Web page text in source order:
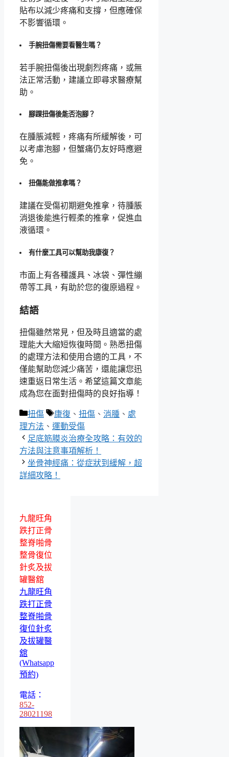
貼布以減少疼痛和支撐，但應確保
不影響循環。
手腕扭傷需要看醫生嗎？
若手腕扭傷後出現劇烈疼痛，或無
法正常活動，建議立即尋求醫療幫
助。
腳踝扭傷後能否泡腳？
在腫脹減輕，疼痛有所緩解後，可
以考慮泡腳，但蟹痛仍友好時應避
免。
扭傷能做推拿嗎？
建議在受傷初期避免推拿，待腫脹
消退後能進行輕柔的推拿，促進血
液循環。
有什麼工具可以幫助我康復？
市面上有各種護具、冰袋、彈性繃
帶等工具，有助於您的復原過程。
結語
扭傷雖然常見，但及時且適當的處
理能大大縮短恢復時間。熟悉扭傷
的處理方法和使用合適的工具，不
僅能幫助您減少痛苦，還能讓您迅
速重返日常生活。希望這篇文章能
成為您在面對扭傷時的良好指導！
分
類
扭傷
標
籤
康復 、 扭傷 、 消腫 、 處
理方法 、 運動受傷
足底筋膜炎治療全攻略：有效的
方法與注意事項解析！
坐骨神經痛：從症狀到緩解，超
詳細攻略！
九龍旺角
跌打正骨
整脊啪骨
整骨復位
針炙及拔
罐醫舘
九龍旺角
跌打正骨
整脊啪骨
復位針炙
及拔罐醫
舘
(Whatsapp
預約)
電話：
852-
28021198